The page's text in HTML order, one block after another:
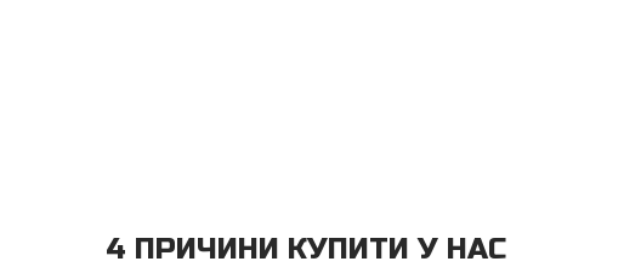
4 ПРИЧИНИ КУПИТИ У НАС